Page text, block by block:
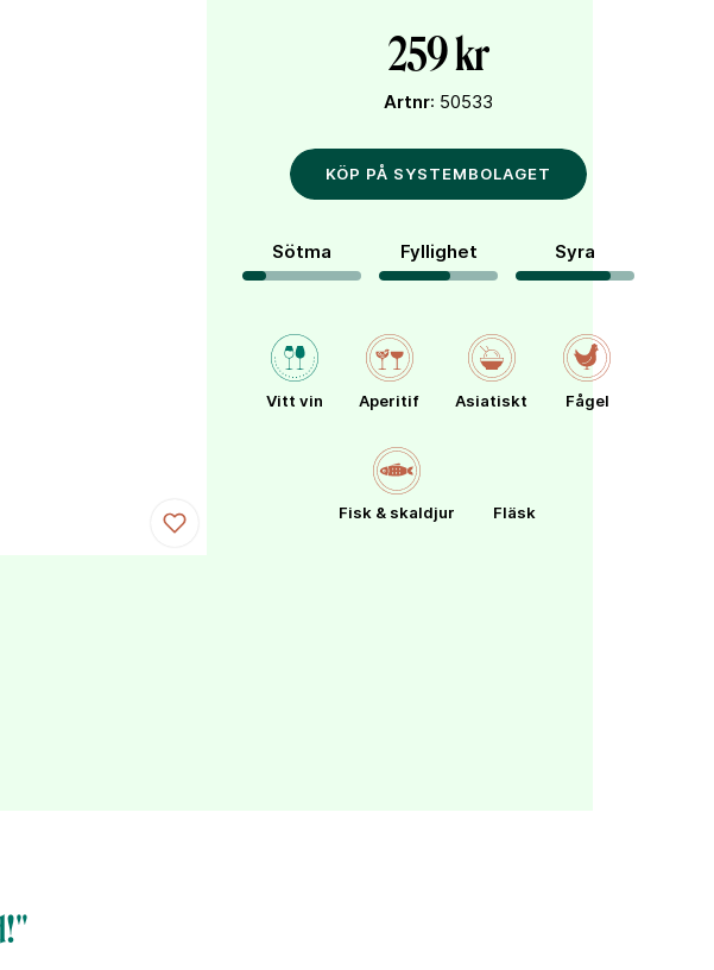
259 kr
Artnr: 50533
KÖP PÅ SYSTEMBOLAGET
Sötma Fyllighet Syra
Vitt vin Aperitif Asiatiskt Fågel
Fisk & skaldjur Fläsk